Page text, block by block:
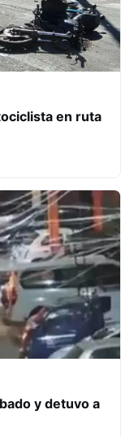
en ruta
y detuvo a